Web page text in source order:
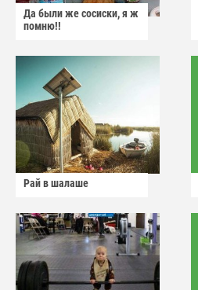
Да были же сосиски, я ж
помню!!
Рай в шалаше